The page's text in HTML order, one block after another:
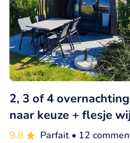
2, 3 of 4
naar keuze + flesje
9.8 Parfait • 12